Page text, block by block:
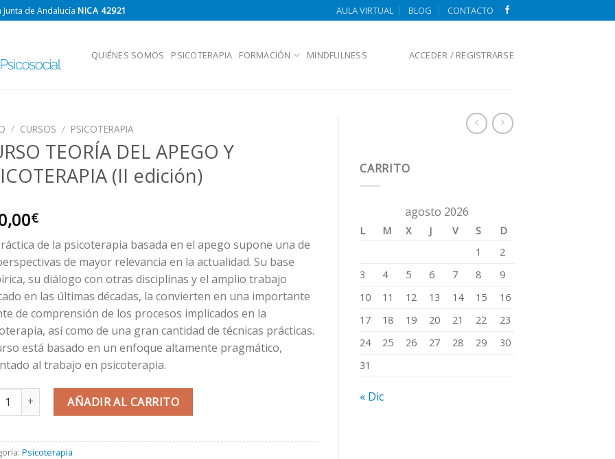
de Andalucía NICA 42921 AULA VIRTUAL BLOG CONTACTO
QUIÉNES SOMOS PSICOTERAPIA FORMACIÓN MINDFULNESS ACCEDER / REGISTRARSE
/ CURSOS / PSICOTERAPIA
TEORÍA DEL APEGO Y
(II edición)
€
de la psicoterapia basada en el apego supone una de
de mayor relevancia en la actualidad. Su base
su diálogo con otras disciplinas y el amplio trabajo
en las últimas décadas, la convierten en una importante
de comprensión de los procesos implicados en la
así como de una gran cantidad de técnicas prácticas.
está basado en un enfoque altamente pragmático,
al trabajo en psicoterapia.
TEORÍA DEL APEGO Y PSICOTERAPIA (II edición) cantidad
AÑADIR AL CARRITO
Psicoterapia
CARRITO
agosto 2026
L M X J V S
D
1
2
3
4 5 6 7 8
9
10
11 12 13 14 15
16
17
18 19 20 21 22
23
24
25 26 27 28 29
30
31
« Dic